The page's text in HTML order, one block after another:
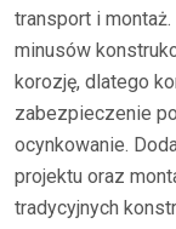
transport i montaż.
minusów
korozję, dlatego
zabezpieczenie
ocynkowanie.
projektu oraz
tradycyjnych